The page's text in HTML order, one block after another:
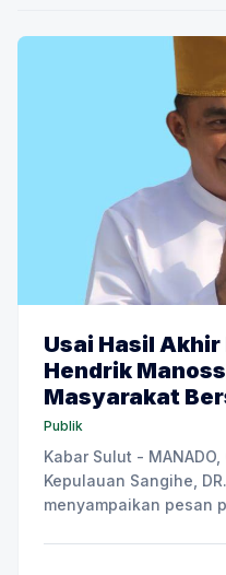
Usai Hasil Akhir
Hendrik
Masyarakat
Publik
Kabar Sulut -
Kepulauan Sangihe,
menyampaikan pesan